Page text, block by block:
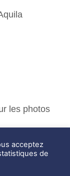
les photos
acceptez
de